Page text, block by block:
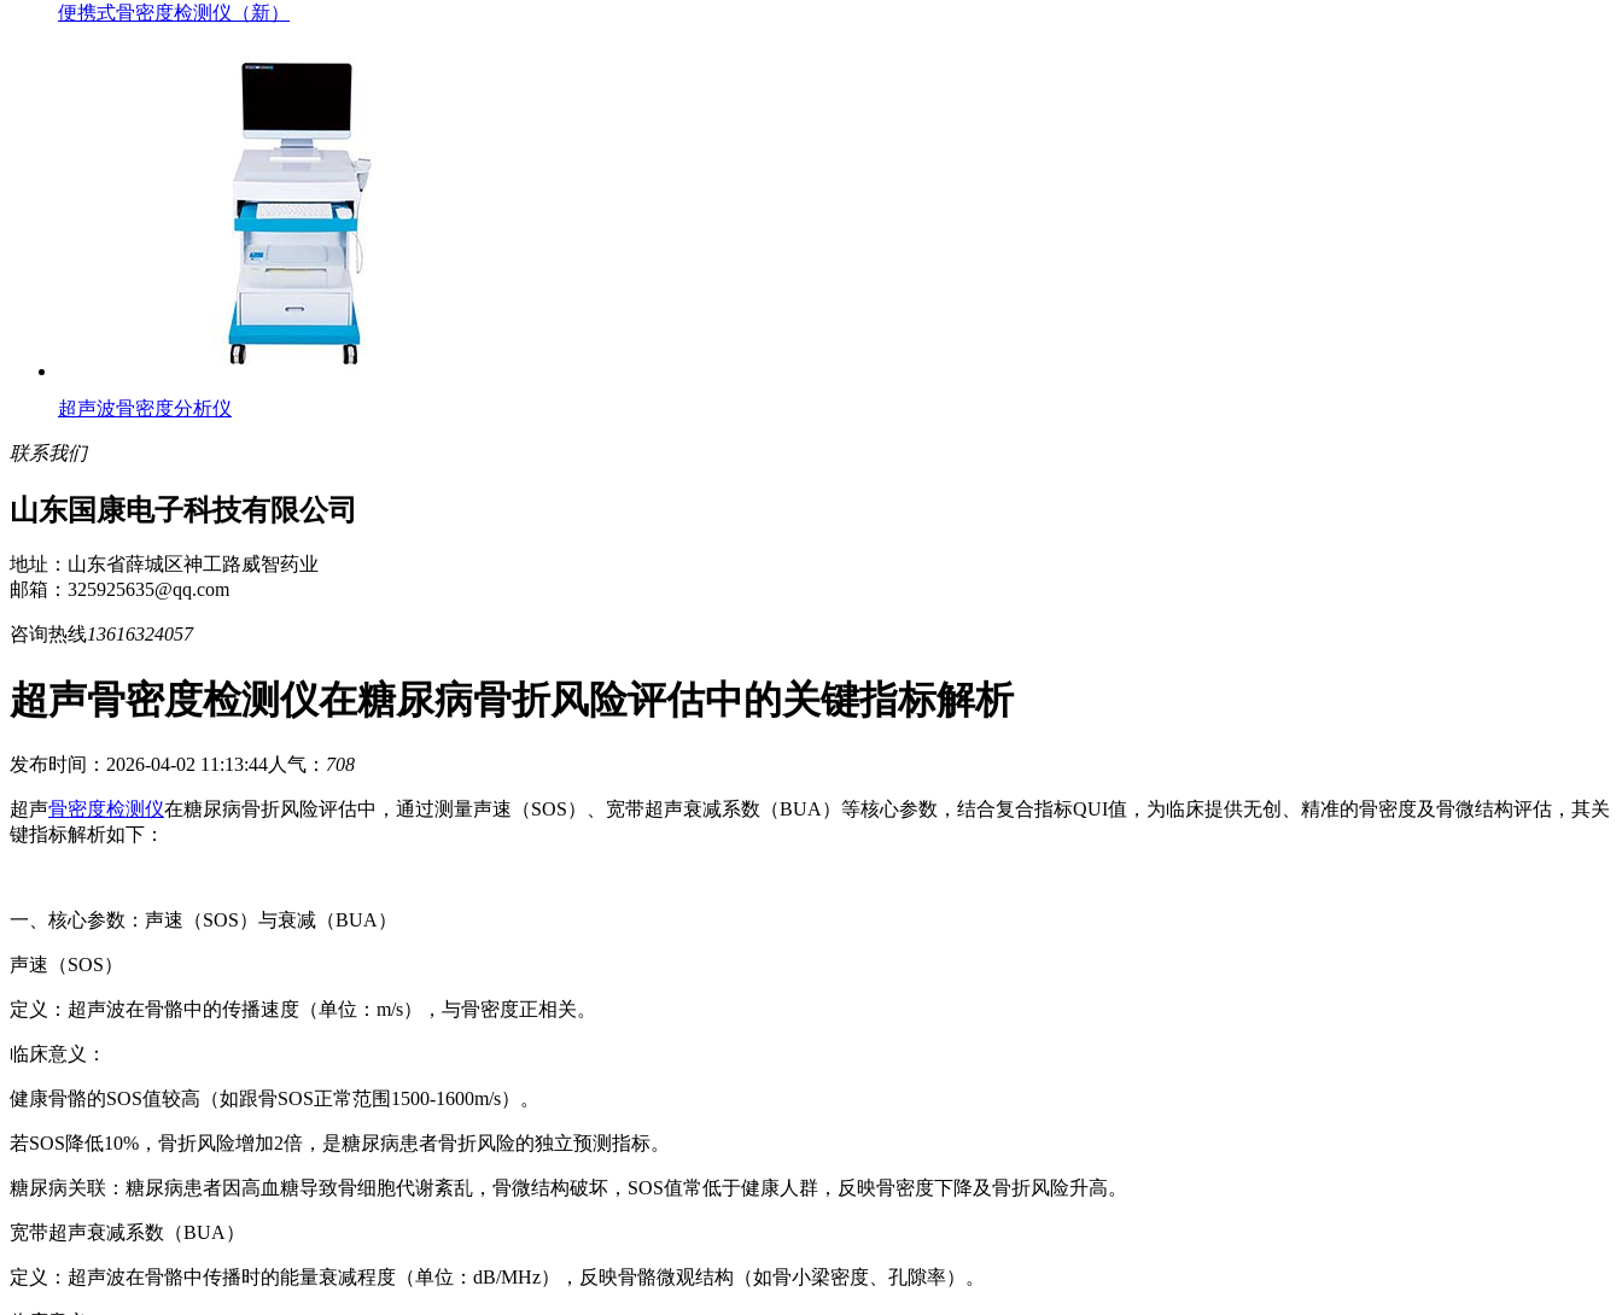
便携式骨密度检测仪（新）
超声波骨密度分析仪
联系我们
山东国康电子科技有限公司
地址：山东省薛城区神工路威智药业
邮箱：325925635@qq.com
咨询热线13616324057
超声骨密度检测仪在糖尿病骨折风险评估中的关键指标解析
发布时间：2026-04-02 11:13:44人气： 708
超声骨密度检测仪在糖尿病骨折风险评估中，通过测量声速（SOS）、宽带超声衰减系数（BUA）等核心参数，结合复合指标QUI值，为临床提供无创、精准的骨密度及骨微结构评估，其关
键指标解析如下：
一、核心参数：声速（SOS）与衰减（BUA）
声速（SOS）
定义：超声波在骨骼中的传播速度（单位：m/s），与骨密度正相关。
临床意义：
健康骨骼的SOS值较高（如跟骨SOS正常范围1500-1600m/s）。
若SOS降低10%，骨折风险增加2倍，是糖尿病患者骨折风险的独立预测指标。
糖尿病关联：糖尿病患者因高血糖导致骨细胞代谢紊乱，骨微结构破坏，SOS值常低于健康人群，反映骨密度下降及骨折风险升高。
宽带超声衰减系数（BUA）
定义：超声波在骨骼中传播时的能量衰减程度（单位：dB/MHz），反映骨骼微观结构（如骨小梁密度、孔隙率）。